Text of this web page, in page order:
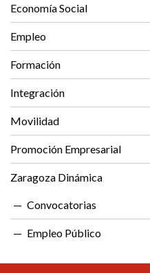
Economía Social
Empleo
Formación
Integración
Movilidad
Promoción Empresarial
Zaragoza Dinámica
Convocatorias
Empleo Público